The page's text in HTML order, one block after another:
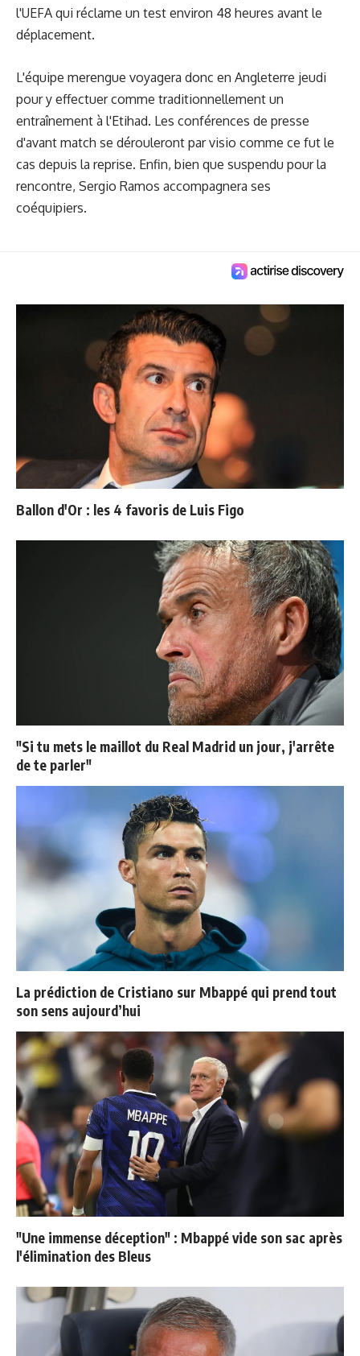
l'UEFA qui réclame un test environ 48 heures avant le
déplacement.
L'équipe merengue voyagera donc en Angleterre jeudi
pour y effectuer comme traditionnellement un
entraînement à l'Etihad. Les conférences de presse
d'avant match se dérouleront par visio comme ce fut le
cas depuis la reprise. Enfin, bien que suspendu pour la
rencontre, Sergio Ramos accompagnera ses
coéquipiers.
Ballon d'Or : les 4 favoris de Luis Figo
"Si tu mets le maillot du Real Madrid un jour, j'arrête
de te parler"
La prédiction de Cristiano sur Mbappé qui prend tout
son sens aujourd’hui
"Une immense déception" : Mbappé vide son sac après
l'élimination des Bleus